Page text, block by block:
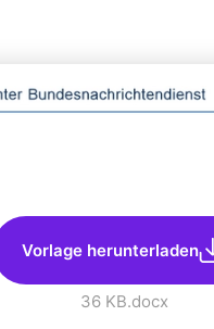
Vorlage herunterladen
36 KB.docx